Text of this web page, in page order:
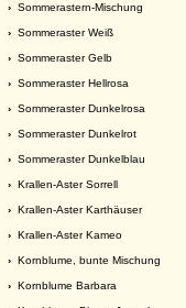
› Sommerastern-Mischung
› Sommeraster Weiß
› Sommeraster Gelb
› Sommeraster Hellrosa
› Sommeraster Dunkelrosa
› Sommeraster Dunkelrot
› Sommeraster Dunkelblau
› Krallen-Aster Sorrell
› Krallen-Aster Karthäuser
› Krallen-Aster Kameo
› Kornblume, bunte Mischung
› Kornblume Barbara